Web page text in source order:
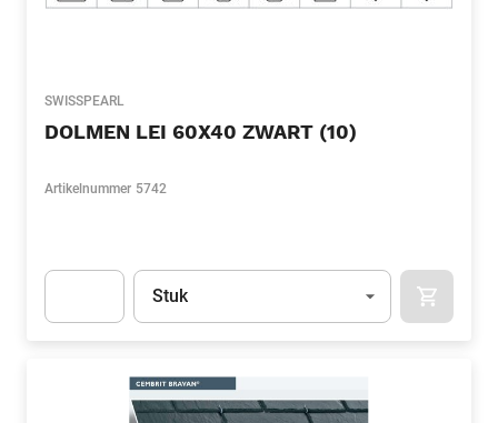
SWISSPEARL
DOLMEN LEI 60X40 ZWART (10)
Artikelnummer 5742
Eenheid
Stuk